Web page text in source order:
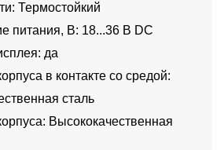
Термостойкий
питания, В: 18...36 В DC
да
в контакте со средой:
сталь
Высококачественная